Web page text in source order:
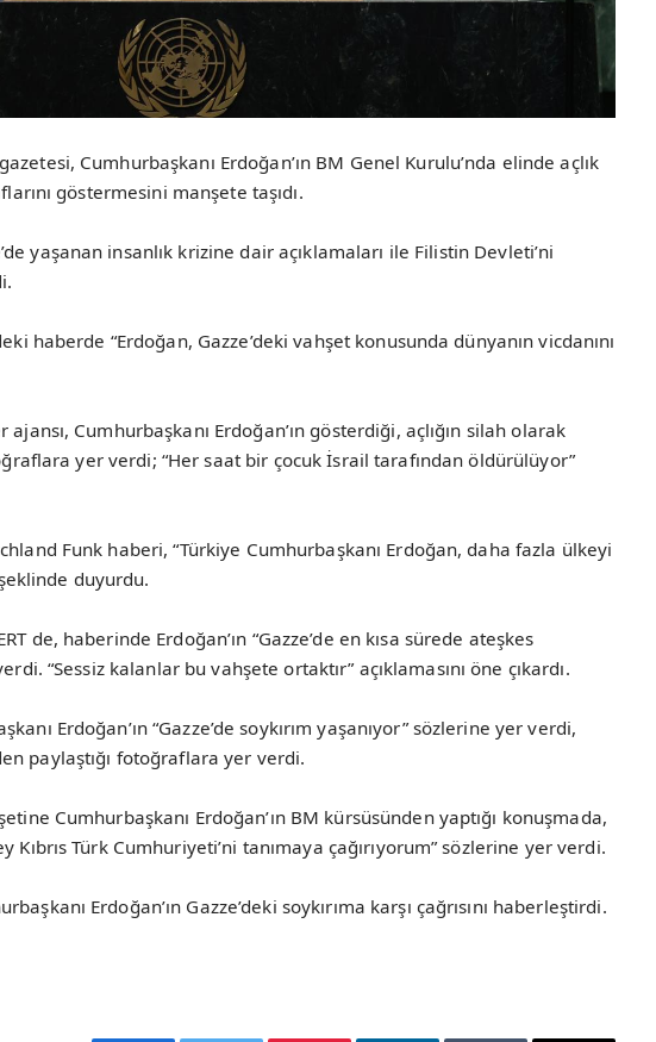
Cumhurbaşkanı Erdoğan’ın BM Genel Kurulu’nda elinde açlık
göstermesini manşete taşıdı.
yaşanan insanlık krizine dair açıklamaları ile Filistin Devleti’ni
haberde “Erdoğan, Gazze’deki vahşet konusunda dünyanın vicdanını
Cumhurbaşkanı Erdoğan’ın gösterdiği, açlığın silah olarak
yer verdi; “Her saat bir çocuk İsrail tarafından öldürülüyor”
Funk haberi, “Türkiye Cumhurbaşkanı Erdoğan, daha fazla ülkeyi
şeklinde duyurdu.
de, haberinde Erdoğan’ın “Gazze’de en kısa sürede ateşkes
“Sessiz kalanlar bu vahşete ortaktır” açıklamasını öne çıkardı.
Erdoğan’ın “Gazze’de soykırım yaşanıyor” sözlerine yer verdi,
paylaştığı fotoğraflara yer verdi.
Cumhurbaşkanı Erdoğan’ın BM kürsüsünden yaptığı konuşmada,
Kıbrıs Türk Cumhuriyeti’ni tanımaya çağırıyorum” sözlerine yer verdi.
Erdoğan’ın Gazze’deki soykırıma karşı çağrısını haberleştirdi.